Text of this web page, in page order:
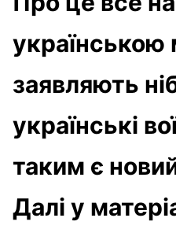
заявляють
українські
таким є
Далі у